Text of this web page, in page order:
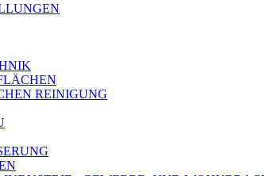
REINIGUNG